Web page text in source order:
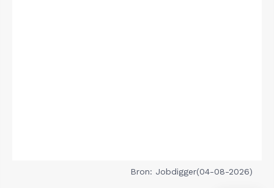
Bron: Jobdigger(04-08-2026)